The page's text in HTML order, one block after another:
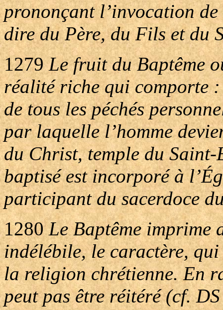
prononçant l’invocation
dire du Père, du Fils et du
1279Le fruit du Baptême
réalité riche qui comporte
de tous les péchés
par laquelle l’homme
du Christ, temple du
baptisé est incorporé à
participant du sacerdoce
1280Le Baptême imprime
indélébile, le caractère,
la religion chrétienne. En
peut pas être réitéré (cf.